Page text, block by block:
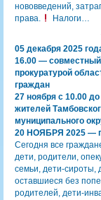
нововведений,
права.
Налоги…
05 декабря 2025
16.00 —
прокуратурой
граждан
27 ноября с 10.00
жителей
муниципального
20 НОЯБРЯ 2025 —
Сегодня все
дети, родители,
семьи, дети-сироты,
оставшиеся без
родителей, дети-